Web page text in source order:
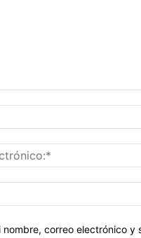
nombre, correo electrónico y